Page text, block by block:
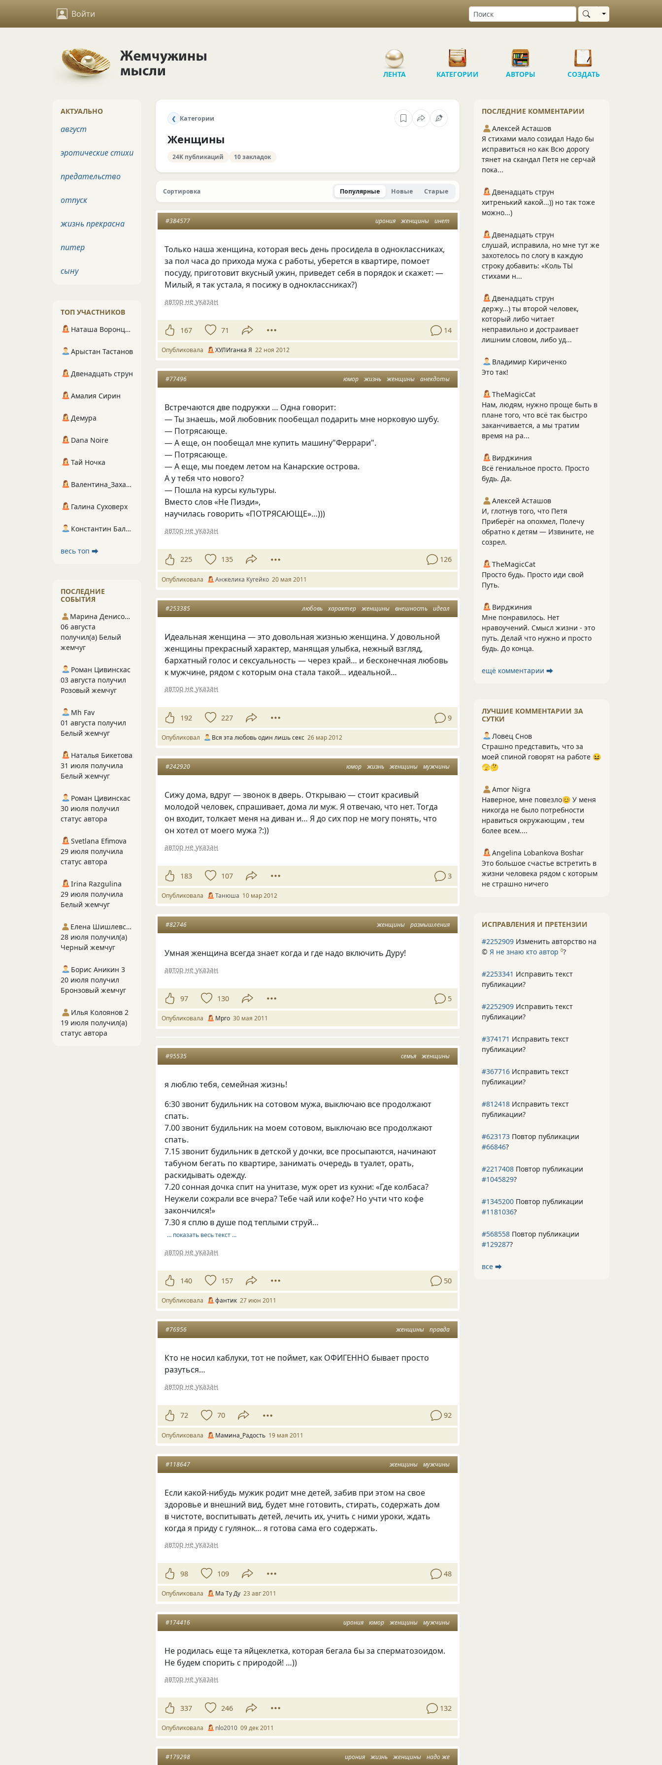
Войти Выбрать область
ЛЕНТА КАТЕГОРИИ АВТОРЫ СОЗДАТЬ
❮ Категории
Женщины
24K публикаций 10 закладок
Сортировка Популярные Новые Старые
ирония женщины инет
#384577
Только наша женщина, которая весь день просидела в одноклассниках,
за пол часа до прихода мужа с работы, уберется в квартире, помоет
посуду, приготовит вкусный ужин, приведет себя в порядок и скажет: —
Милый, я так устала, я посижу в одноклассниках?)
автор не указан
167 71 14
Опубликовала ХУЛИганка Я 22 ноя 2012
юмор жизнь женщины анекдоты
#77496
Встречаются две подружки … Одна говорит:
— Ты знаешь, мой любовник пообещал подарить мне норковую шубу.
— Потрясающе.
— А еще, он пообещал мне купить машину"Феррари".
— Потрясающе.
— А еще, мы поедем летом на Канарские острова.
А у тебя что нового?
— Пошла на курсы культуры.
Вместо слов«Не Пизди»,
научилась говорить «ПОТРЯСАЮЩЕ»…)))
автор не указан
225 135 126
Опубликовала Анжелика Кугейко 20 мая 2011
любовь характер женщины внешность идеал
#253385
Идеальная женщина — это довольная жизнью женщина. У довольной
женщины прекрасный характер, манящая улыбка, нежный взгляд,
бархатный голос и сексуальность — через край… и бесконечная любовь
к мужчине, рядом с которым она стала такой… идеальной…
автор не указан
192 227 9
Опубликовал Вся эта любовь один лишь секс 26 мар 2012
юмор жизнь женщины мужчины
#242920
Сижу дома, вдруг — звонок в дверь. Открываю — стоит красивый
молодой человек, спрашивает, дома ли муж. Я отвечаю, что нет. Тогда
он входит, толкает меня на диван и… Я до сих пор не могу понять, что
он хотел от моего мужа ?:))
автор не указан
183 107 3
Опубликовала Танюша 10 мар 2012
женщины размышления
#82746
Умная женщина всегда знает когда и где надо включить Дуру!
автор не указан
97 130 5
Опубликовала Мрго 30 мая 2011
семья женщины
#95535
я люблю тебя, семейная жизнь!
6:30 звонит будильник на сотовом мужа, выключаю все продолжают
спать.
7.00 звонит будильник на моем сотовом, выключаю все продолжают
спать.
7.15 звонит будильник в детской у дочки, все просыпаются, начинают
табуном бегать по квартире, занимать очередь в туалет, орать,
раскидывать одежду.
7.20 сонная дочка спит на унитазе, муж орет из кухни: «Где колбаса?
Неужели сожрали все вчера? Тебе чай или кофе? Но учти что кофе
закончился!»
7.30 я сплю в душе под теплыми струй…
… показать весь текст …
автор не указан
140 157 50
Опубликовала фантик 27 июн 2011
женщины правда
#76956
Кто не носил каблуки, тот не поймет, как ОФИГЕННО бывает просто
разуться…
автор не указан
72 70 92
Опубликовала Мамина_Радость 19 мая 2011
женщины мужчины
#118647
Если какой-нибудь мужик родит мне детей, забив при этом на свое
здоровье и внешний вид, будет мне готовить, стирать, содержать дом
в чистоте, воспитывать детей, лечить их, учить с ними уроки, ждать
когда я приду с гулянок… я готова сама его содержать.
автор не указан
98 109 48
Опубликовала Ма Ту Ду 23 авг 2011
ирония юмор женщины мужчины
#174416
Не родилась еще та яйцеклетка, которая бегала бы за сперматозоидом.
Не будем спорить с природой! …))
автор не указан
337 246 132
Опубликовала nlo2010 09 дек 2011
ирония жизнь женщины надо же
#179298
ПОСЛЕДНИЕ КОММЕНТАРИИ
Алексей Асташов
Я стихами мало созидал Надо бы
исправиться но как Всю дорогу
тянет на скандал Петя не серчай
пока...
Двенадцать струн
хитренький какой...)) но так тоже
можно...)
Двенадцать струн
слушай, исправила, но мне тут же
захотелось по слогу в каждую
строку добавить: «Коль ТЫ
стихами н...
Двенадцать струн
держу...) ты второй человек,
который либо читает
неправильно и достраивает
лишним словом, либо уд...
Владимир Кириченко
Это так!
TheMagicCat
Нам, людям, нужно проще быть в
плане того, что всё так быстро
заканчивается, а мы тратим
время на ра...
Вирджиния
Всё гениальное просто. Просто
будь. Да.
Алексей Асташов
И, глотнув того, что Петя
Приберёг на опохмел, Полечу
обратно к детям — Извините, не
созрел.
TheMagicCat
Просто будь. Просто иди свой
Путь.
Вирджиния
Мне понравилось. Нет
нравоучений. Смысл жизни - это
путь. Делай что нужно и просто
будь. До конца.
ещё комментарии ⮕
ЛУЧШИЕ КОММЕНТАРИИ ЗА
СУТКИ
Ловец Снов
Страшно представить, что за
моей спиной говорят на работе 😆
🫣🤔
Amor Nigra
Наверное, мне повезло😊 У меня
никогда не было потребности
нравиться окружающим , тем
более всем....
Angelina Lobankova Boshar
Это большое счастье встретить в
жизни человека рядом с которым
не страшно ничего
ИСПРАВЛЕНИЯ И ПРЕТЕНЗИИ
#2252909 Изменить авторство на
© Я не знаю кто автор 0?
#2253341 Исправить текст
публикации?
#2252909 Исправить текст
публикации?
#374171 Исправить текст
публикации?
#367716 Исправить текст
публикации?
#812418 Исправить текст
публикации?
#623173 Повтор публикации
#66846?
#2217408 Повтор публикации
#1045829?
#1345200 Повтор публикации
#1181036?
#568558 Повтор публикации
#129287?
все ⮕
АКТУАЛЬНО
август
эротические стихи
предательство
отпуск
жизнь прекрасна
питер
сыну
ТОП УЧАСТНИКОВ
Наташа Воронцова
Арыстан Тастанов
Двенадцать струн
Амалия Сирин
Демура
Dana Noire
Тай Ночка
Валентина_Захарова
Галина Суховерх
Константин Балухта
весь топ ⮕
ПОСЛЕДНИЕ
СОБЫТИЯ
Марина Денисова 5
06 августа
получил(а) Белый
жемчуг
Роман Цивинскас
03 августа получил
Розовый жемчуг
Mh Fav
01 августа получил
Белый жемчуг
Наталья Бикетова
31 июля получила
Белый жемчуг
Роман Цивинскас
30 июля получил
статус автора
Svetlana Efimova
29 июля получила
статус автора
Irina Razgulina
29 июля получила
Белый жемчуг
Елена Шишлевская
28 июля получил(а)
Черный жемчуг
Борис Аникин 3
20 июля получил
Бронзовый жемчуг
Илья Колоянов 2
19 июля получил(а)
статус автора